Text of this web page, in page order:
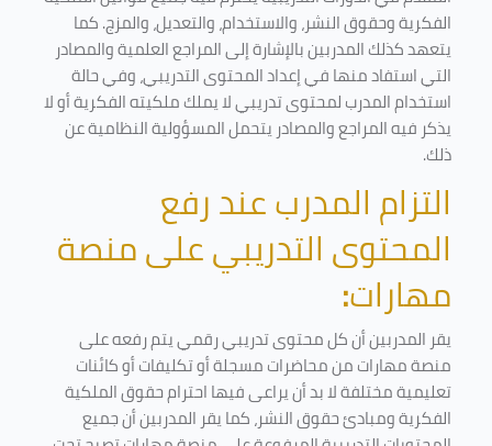
الفكرية وحقوق النشر، والاستخدام، والتعديل، والمزج. كما
يتعهد كذلك المدربين بالإشارة إلى المراجع العلمية والمصادر
التي استفاد منها في إعداد المحتوى التدريبي، وفي حالة
استخدام المدرب لمحتوى تدريبي لا يملك ملكيته الفكرية أو لا
يذكر فيه المراجع والمصادر يتحمل المسؤولية النظامية عن
ذلك.
التزام المدرب عند رفع
المحتوى التدريبي على منصة
مهارات:
يقر المدربين أن كل محتوى تدريبي رقمي يتم رفعه على
منصة مهارات من محاضرات مسجلة أو تكليفات أو كائنات
تعليمية مختلفة لا بد أن يراعى فيها احترام حقوق الملكية
الفكرية ومبادئ حقوق النشر، كما يقر المدربين أن جميع